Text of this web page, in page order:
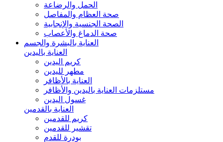
الحمل والرضاعة
صحة العظام والمفاصل
الصحة الجنسية والإنجابية
صحة الدماغ والأعصاب
العناية بالبشرة والجسم
العناية باليدين
كريم اليدين
مطهر لليدين
العناية بالأظافر
مستلزمات العناية باليدين والأظافر
غسول اليدين
العناية بالقدمين
كريم للقدمين
تقشير للقدمين
بودرة للقدم